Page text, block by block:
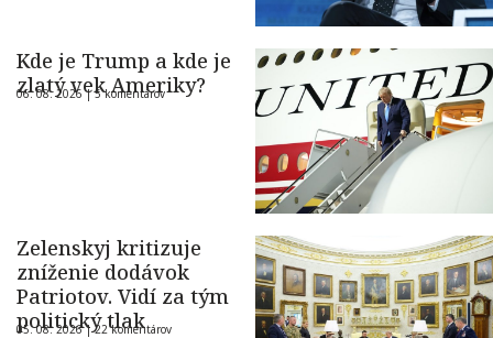
Kde je Trump a kde je
zlatý vek Ameriky?
06. 08. 2026 |5 komentárov
Zelenskyj kritizuje
zníženie dodávok
Patriotov. Vidí za tým
politický tlak
05. 08. 2026 |22 komentárov